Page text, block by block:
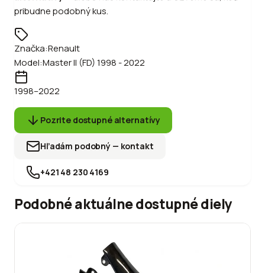
pribudne podobný kus.
Značka:Renault
Model:Master II (FD) 1998 - 2022
1998–2022
Pozrite dostupné alternatívy
Hľadám podobný — kontakt
+421 48 230 4169
Podobné aktuálne dostupné diely